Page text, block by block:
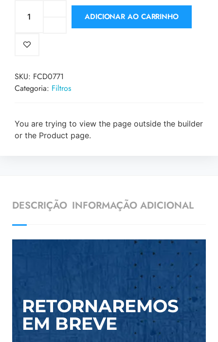
ADICIONAR AO CARRINHO
SKU: FCD0771
Categoria: Filtros
You are trying to view the page outside the builder
or the Product page.
DESCRIÇÃO INFORMAÇÃO ADICIONAL
RETORNAREMOS
EM BREVE